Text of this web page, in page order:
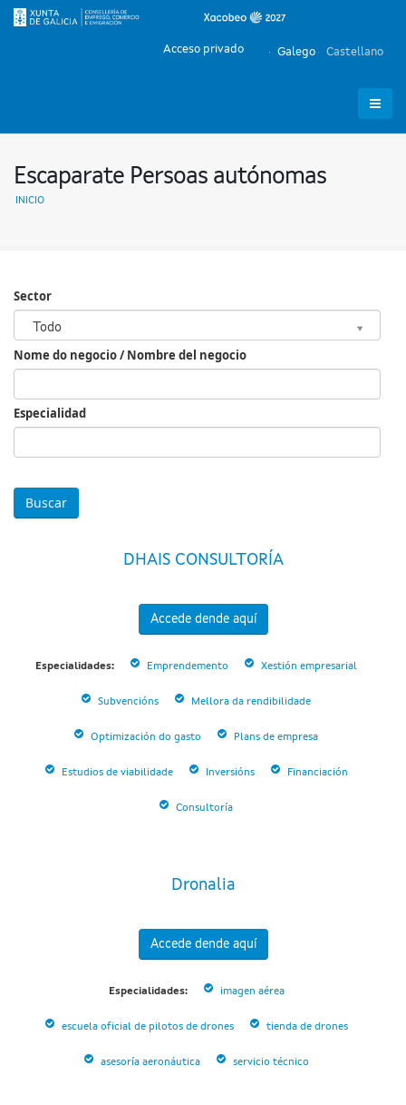
Galego Castellano
Acceso privado
Escaparate Persoas autónomas
INICIO
Sector
Todo
Sector
Nome do negocio / Nombre del negocio
Especialidad
DHAIS CONSULTORÍA
Accede dende aquí
Especialidades: Emprendemento Xestión empresarial
Subvencións Mellora da rendibilidade
Optimización do gasto Plans de empresa
Estudios de viabilidade Inversións Financiación
Consultoría
Dronalia
Accede dende aquí
Especialidades: imagen aérea
escuela oficial de pilotos de drones tienda de drones
asesoría aeronáutica servicio técnico